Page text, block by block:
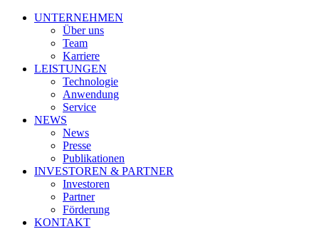
UNTERNEHMEN
Über uns
Team
Karriere
LEISTUNGEN
Technologie
Anwendung
Service
NEWS
News
Presse
Publikationen
INVESTOREN & PARTNER
Investoren
Partner
Förderung
KONTAKT